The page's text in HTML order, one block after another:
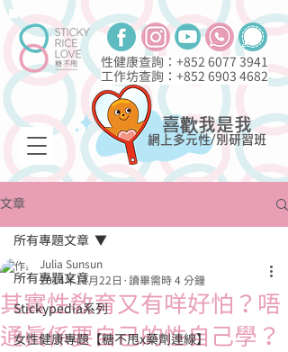
性健康查詢：+852 6077 3941
工作坊查詢：+852 6903 4682
喜歡我是我
網上多元性/別研習班
文章
所有專題文章
Stickypedia系列
女性健康專題【糖不甩x藥劑連線】
所有專題文章
其實性教育又有咩好怕？唔
通真係要自己的性自己學？
Julia Sunsun
2014年11月22日
讀畢需時 4 分鐘